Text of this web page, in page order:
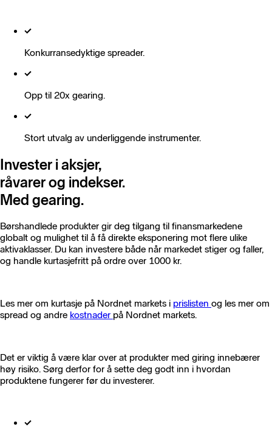
Konkurransedyktige spreader.
Opp til 20x gearing.
Stort utvalg av underliggende instrumenter.
Invester i aksjer,
råvarer og indekser.
Med gearing.
Børshandlede produkter gir deg tilgang til finansmarkedene
globalt og mulighet til å få direkte eksponering mot flere ulike
aktivaklasser. Du kan investere både når markedet stiger og faller,
og handle kurtasjefritt på ordre over 1000 kr.
Les mer om kurtasje på Nordnet markets i prislisten og les mer om
spread og andre kostnader på Nordnet markets.
Det er viktig å være klar over at produkter med giring innebærer
høy risiko. Sørg derfor for å sette deg godt inn i hvordan
produktene fungerer før du investerer.